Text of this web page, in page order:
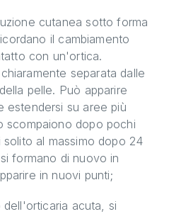
cutanea sotto forma
il cambiamento
con un'ortica.
separata dalle
pelle. Può apparire
estendersi su aree più
scompaiono dopo pochi
al massimo dopo 24
formano di nuovo in
in nuovi punti;
acuta, si